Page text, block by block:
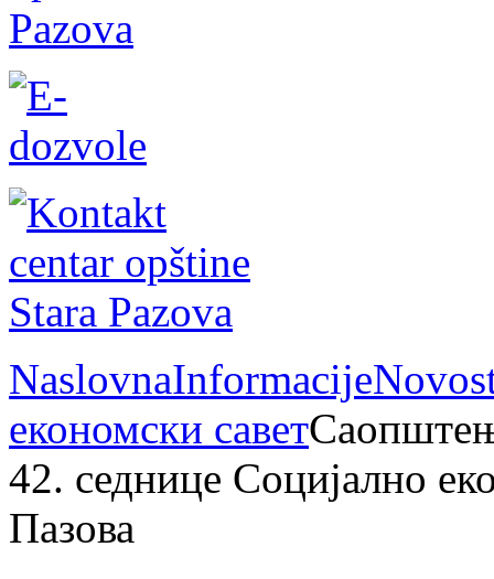
NaslovnaInformacije
економски савет
42. седнице Социјално
Пазова